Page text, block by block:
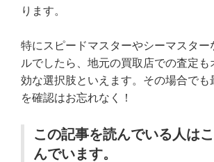
ります。
特にスピードマスターやシーマスター
ルでしたら、地元の買取店での査定も
効な選択肢といえます。その場合でも
を確認はお忘れなく！
この記事を読んでいる人は
んでいます。